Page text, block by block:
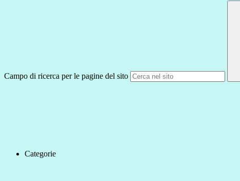
Campo di ricerca per le pagine del sito
Categorie